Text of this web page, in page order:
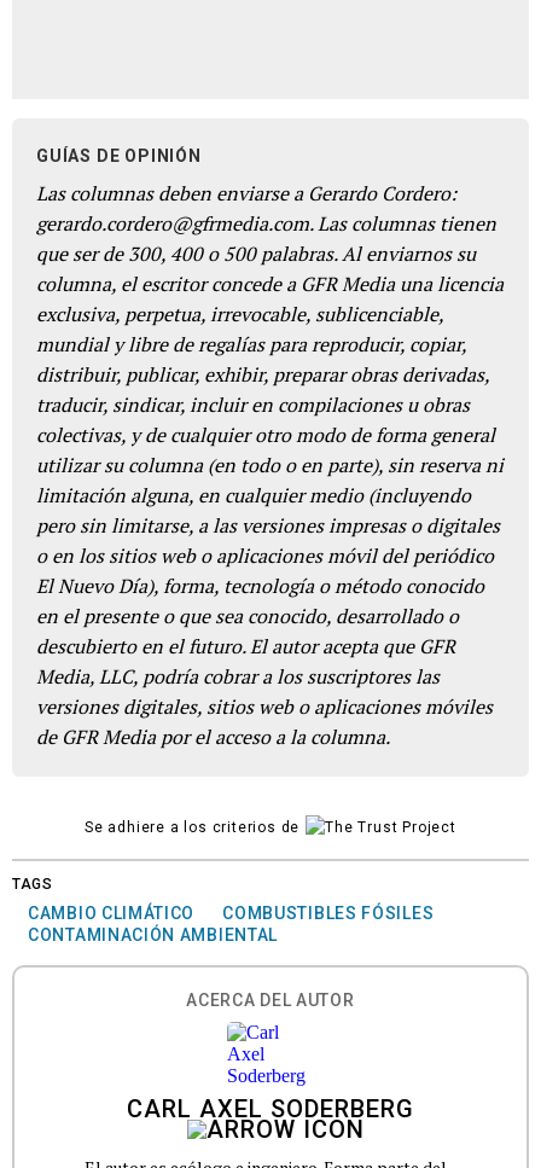
GUÍAS DE OPINIÓN
Las columnas deben enviarse a Gerardo Cordero:
gerardo.cordero@gfrmedia.com. Las columnas tienen
que ser de 300, 400 o 500 palabras. Al enviarnos su
columna, el escritor concede a GFR Media una licencia
exclusiva, perpetua, irrevocable, sublicenciable,
mundial y libre de regalías para reproducir, copiar,
distribuir, publicar, exhibir, preparar obras derivadas,
traducir, sindicar, incluir en compilaciones u obras
colectivas, y de cualquier otro modo de forma general
utilizar su columna (en todo o en parte), sin reserva ni
limitación alguna, en cualquier medio (incluyendo
pero sin limitarse, a las versiones impresas o digitales
o en los sitios web o aplicaciones móvil del periódico
El Nuevo Día), forma, tecnología o método conocido
en el presente o que sea conocido, desarrollado o
descubierto en el futuro. El autor acepta que GFR
Media, LLC, podría cobrar a los suscriptores las
versiones digitales, sitios web o aplicaciones móviles
de GFR Media por el acceso a la columna.
Se adhiere a los criterios de
TAGS
CAMBIO CLIMÁTICO
COMBUSTIBLES FÓSILES
CONTAMINACIÓN AMBIENTAL
ACERCA DEL AUTOR
CARL AXEL SODERBERG